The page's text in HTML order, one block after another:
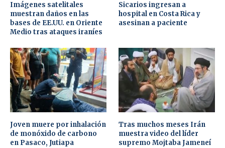
Imágenes satelitales
muestran daños en las
bases de EE.UU. en Oriente
Medio tras ataques iraníes
Sicarios ingresan a
hospital en Costa Rica y
asesinan a paciente
Joven muere por inhalación
de monóxido de carbono
en Pasaco, Jutiapa
Tras muchos meses Irán
muestra video del líder
supremo Mojtaba Jameneí